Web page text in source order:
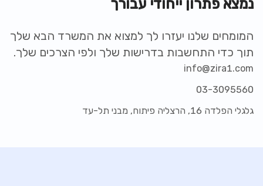
נמצא פתרון ייחודי עבורך
המומחים שלנו יעזרו לך למצוא את המשרד הבא שלך
תוך כדי התחשבות בדרישות שלך ולפי הצרכים שלך.
info@zira1.com
03-3095560
גלגלי הפלדה 16, הרצליה פיתוח, מבני תל-עד